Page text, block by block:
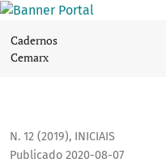
Cadernos
Cemarx
N. 12 (2019), INICIAIS
Publicado 2020-08-07